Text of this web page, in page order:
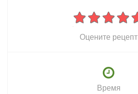
Оцените рецепт
Время